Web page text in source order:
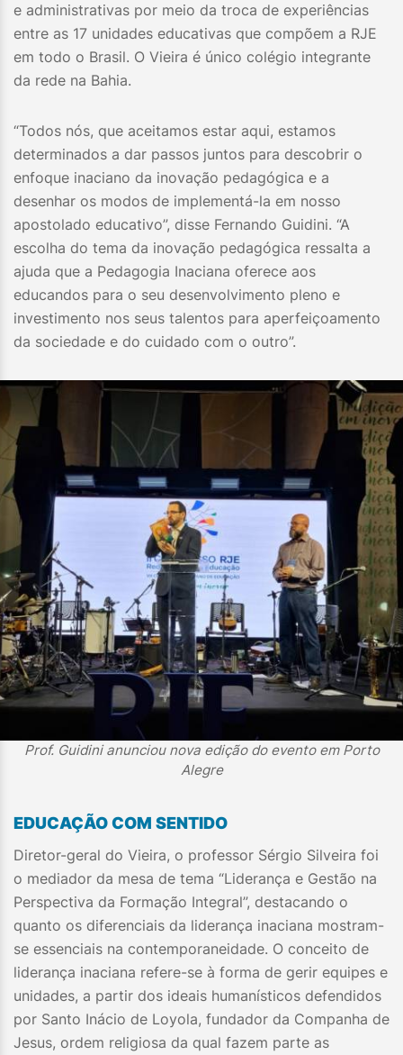
e administrativas por meio da troca de experiências
entre as 17 unidades educativas que compõem a RJE
em todo o Brasil. O Vieira é único colégio integrante
da rede na Bahia.
“Todos nós, que aceitamos estar aqui, estamos
determinados a dar passos juntos para descobrir o
enfoque inaciano da inovação pedagógica e a
desenhar os modos de implementá-la em nosso
apostolado educativo”, disse Fernando Guidini. “A
escolha do tema da inovação pedagógica ressalta a
ajuda que a Pedagogia Inaciana oferece aos
educandos para o seu desenvolvimento pleno e
investimento nos seus talentos para aperfeiçoamento
da sociedade e do cuidado com o outro”.
Prof. Guidini anunciou nova edição do evento em Porto
Alegre
EDUCAÇÃO COM SENTIDO
Diretor-geral do Vieira, o professor Sérgio Silveira foi
o mediador da mesa de tema “Liderança e Gestão na
Perspectiva da Formação Integral”, destacando o
quanto os diferenciais da liderança inaciana mostram-
se essenciais na contemporaneidade. O conceito de
liderança inaciana refere-se à forma de gerir equipes e
unidades, a partir dos ideais humanísticos defendidos
por Santo Inácio de Loyola, fundador da Companha de
Jesus, ordem religiosa da qual fazem parte as